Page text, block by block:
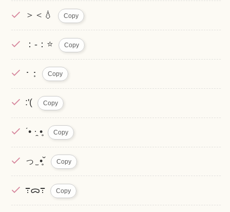
＞＜💧 Copy
：-：⭐️ Copy
･ ･̥ Copy
:'( Copy
ˊ• ·̭ •̥ Copy
っ ̫ •̥˘ Copy
߹ᯅ߹ Copy